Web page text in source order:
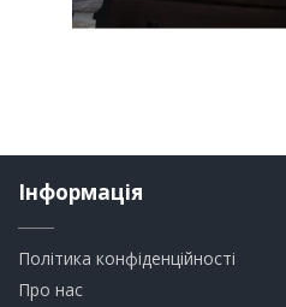
Інформація
Політика конфіденційності
Про нас